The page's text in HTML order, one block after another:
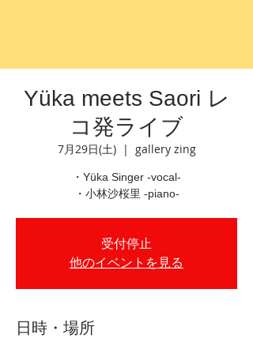
Yüka meets Saori レ
コ発ライブ
7月29日(土)
  |
gallery zing
・Yüka Singer -vocal-
・小林沙桜里 -piano-
受付停止
他のイベントを見る
日時・場所